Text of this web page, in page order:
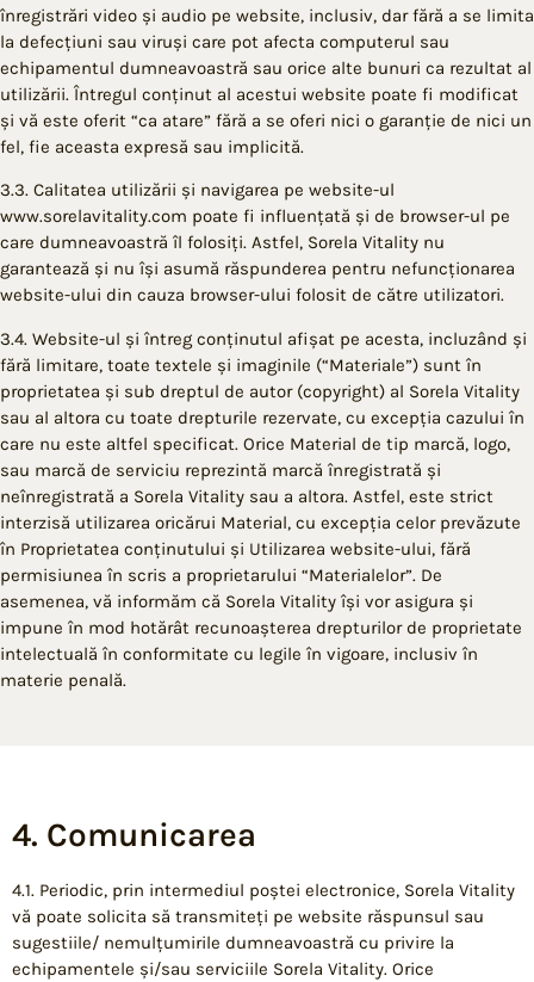
înregistrări video și audio pe website, inclusiv, dar fără a se limita
la defecțiuni sau viruși care pot afecta computerul sau
echipamentul dumneavoastră sau orice alte bunuri ca rezultat al
utilizării. Întregul conținut al acestui website poate fi modificat
și vă este oferit “ca atare” fără a se oferi nici o garanție de nici un
fel, fie aceasta expresă sau implicită.
3.3. Calitatea utilizării și navigarea pe website-ul
www.sorelavitality.com poate fi influențată și de browser-ul pe
care dumneavoastră îl folosiți. Astfel, Sorela Vitality nu
garantează și nu își asumă răspunderea pentru nefuncționarea
website-ului din cauza browser-ului folosit de către utilizatori.
3.4. Website-ul și întreg conținutul afișat pe acesta, incluzând și
fără limitare, toate textele și imaginile (“Materiale”) sunt în
proprietatea și sub dreptul de autor (copyright) al Sorela Vitality
sau al altora cu toate drepturile rezervate, cu excepția cazului în
care nu este altfel specificat. Orice Material de tip marcă, logo,
sau marcă de serviciu reprezintă marcă înregistrată și
neînregistrată a Sorela Vitality sau a altora. Astfel, este strict
interzisă utilizarea oricărui Material, cu excepția celor prevăzute
în Proprietatea conținutului și Utilizarea website-ului, fără
permisiunea în scris a proprietarului “Materialelor”. De
asemenea, vă informăm că Sorela Vitality își vor asigura și
impune în mod hotărât recunoașterea drepturilor de proprietate
intelectuală în conformitate cu legile în vigoare, inclusiv în
materie penală.
4. Comunicarea
4.1. Periodic, prin intermediul poștei electronice, Sorela Vitality
vă poate solicita să transmiteți pe website răspunsul sau
sugestiile/ nemulțumirile dumneavoastră cu privire la
echipamentele și/sau serviciile Sorela Vitality. Orice